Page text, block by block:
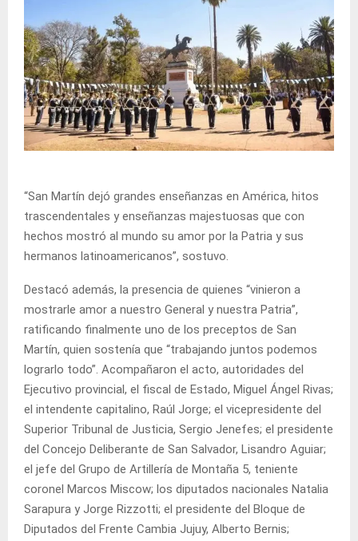
“San Martín dejó grandes enseñanzas en América, hitos
trascendentales y enseñanzas majestuosas que con
hechos mostró al mundo su amor por la Patria y sus
hermanos latinoamericanos”, sostuvo.
Destacó además, la presencia de quienes “vinieron a
mostrarle amor a nuestro General y nuestra Patria”,
ratificando finalmente uno de los preceptos de San
Martín, quien sostenía que “trabajando juntos podemos
lograrlo todo”. Acompañaron el acto, autoridades del
Ejecutivo provincial, el fiscal de Estado, Miguel Ángel Rivas;
el intendente capitalino, Raúl Jorge; el vicepresidente del
Superior Tribunal de Justicia, Sergio Jenefes; el presidente
del Concejo Deliberante de San Salvador, Lisandro Aguiar;
el jefe del Grupo de Artillería de Montaña 5, teniente
coronel Marcos Miscow; los diputados nacionales Natalia
Sarapura y Jorge Rizzotti; el presidente del Bloque de
Diputados del Frente Cambia Jujuy, Alberto Bernis;